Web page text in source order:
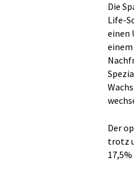
Die
Life-
einen
Der
trotz